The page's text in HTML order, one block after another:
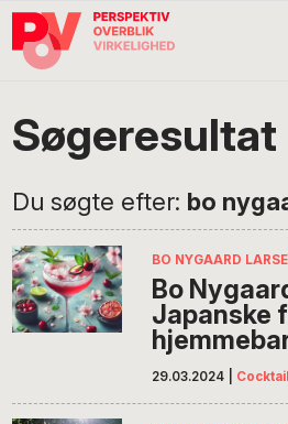
Gå
direkte
navigation
Skip
indhold
Gå
direkte
POV
International
Søgeresultat
Du søgte efter: bo
BO NYGAARD
Bo
Japanske
29.03.2024